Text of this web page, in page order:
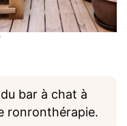
bar à chat à
ronronthérapie.